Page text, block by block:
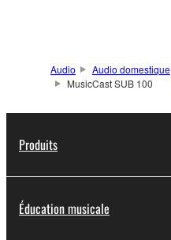
Audio Audio domestique
MusicCast SUB 100
Produits
Éducation musicale